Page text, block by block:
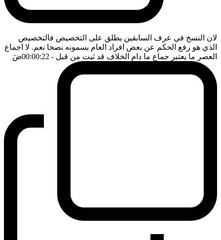
لان النسخ في عرف السابقين يطلق على التخصيص فالتخصيص
الذي هو رفع الحكم عن بعض افراد العام يسمونه نصخا نعم. لا اجماع
العصر ما يعتبر جماع ما دام الخلاف قد ثبت من قبل - 00:00:22 ضَ